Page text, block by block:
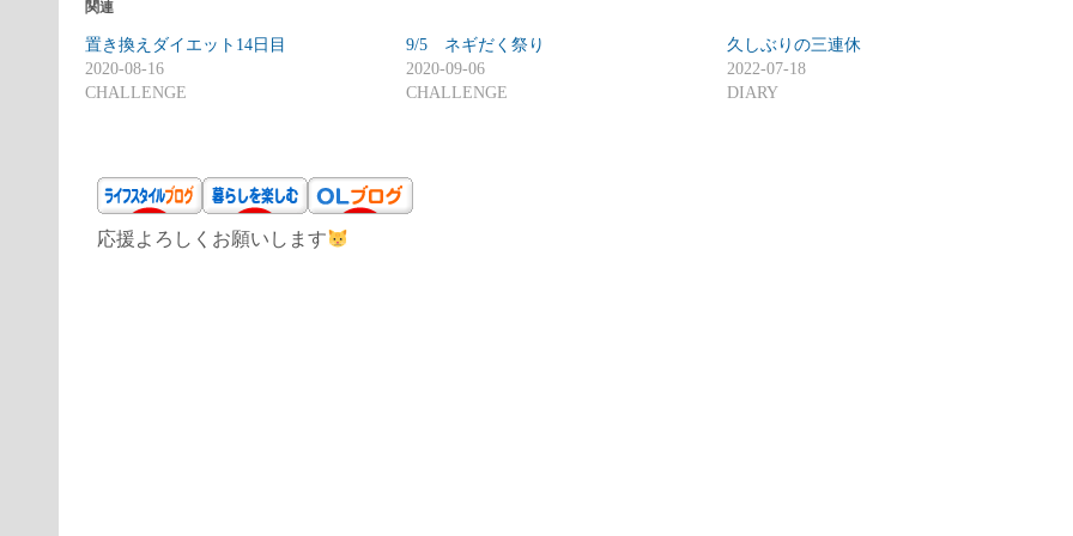
関連
置き換えダイエット14日目
2020-08-16
CHALLENGE
9/5 ネギだく祭り
2020-09-06
CHALLENGE
久しぶりの三連休
2022-07-18
DIARY
応援よろしくお願いします